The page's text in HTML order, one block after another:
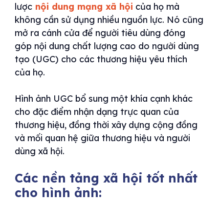
lược nội dung mạng xã hội của họ mà
không cần sử dụng nhiều nguồn lực. Nó cũng
mở ra cánh cửa để người tiêu dùng đóng
góp nội dung chất lượng cao do người dùng
tạo (UGC) cho các thương hiệu yêu thích
của họ.
Hình ảnh UGC bổ sung một khía cạnh khác
cho đặc điểm nhận dạng trực quan của
thương hiệu, đồng thời xây dựng cộng đồng
và mối quan hệ giữa thương hiệu và người
dùng xã hội.
Các nền tảng xã hội tốt nhất
cho hình ảnh: